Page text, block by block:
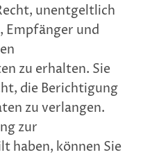
unentgeltlich
und
zu erhalten. Sie
die Berichtigung
zu verlangen.
zur
haben, können Sie